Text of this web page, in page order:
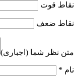
نقاط قوت
نقاط ضعف
متن نظر شما (اجباری)
نام *